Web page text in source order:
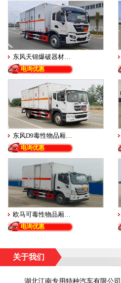
东风天锦爆破器材…
电询优惠
东风D9毒性物品厢…
电询优惠
欧马可毒性物品厢…
电询优惠
关于我们
湖北江南专用特种汽车有限公司